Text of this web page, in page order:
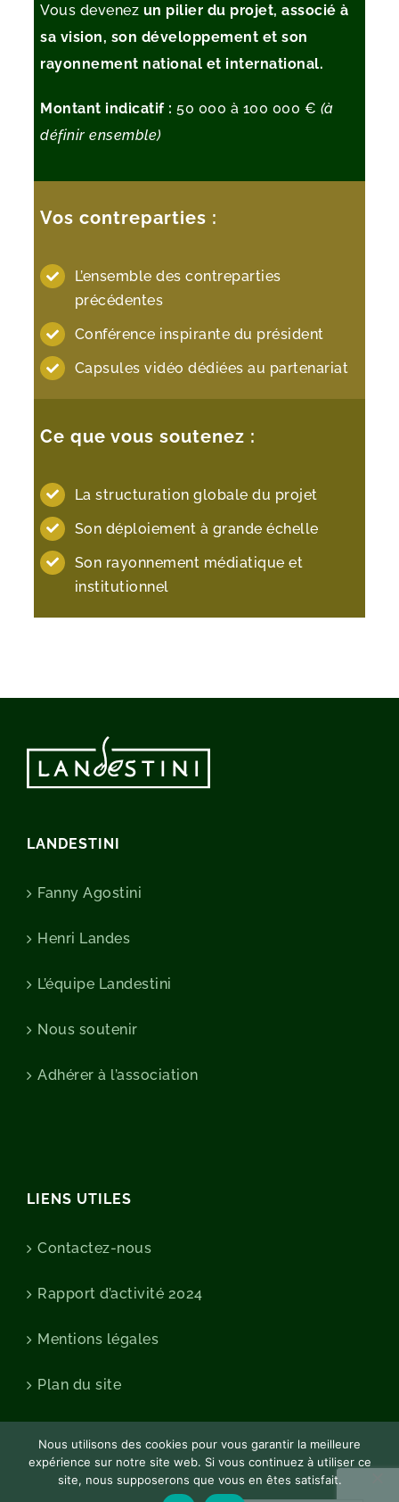
Vous devenez un pilier du projet, associé à
sa vision, son développement et son
rayonnement national et international.
Montant indicatif : 50 000 à 100 000 € (à
définir ensemble)
Vos contreparties :
L’ensemble des contreparties
précédentes
Conférence inspirante du président
Capsules vidéo dédiées au partenariat
Ce que vous soutenez :
La structuration globale du projet
Son déploiement à grande échelle
Son rayonnement médiatique et
institutionnel
LANDESTINI
Fanny Agostini
Henri Landes
L’équipe Landestini
Nous soutenir
Adhérer à l’association
LIENS UTILES
Contactez-nous
Rapport d’activité 2024
Mentions légales
Plan du site
Nous utilisons des cookies pour vous garantir la meilleure
expérience sur notre site web. Si vous continuez à utiliser ce
site, nous supposerons que vous en êtes satisfait.